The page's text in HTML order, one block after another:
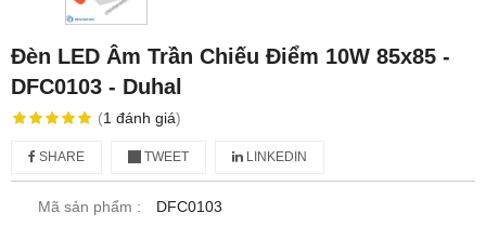
Đèn LED Âm Trần Chiếu Điểm 10W 85x85 -
DFC0103 - Duhal
(1 đánh giá)
SHARE TWEET LINKEDIN
Mã sản phẩm :
DFC0103